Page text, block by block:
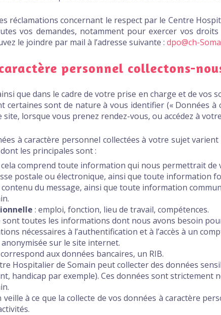
réclamations concernant le respect par le Centre
vos demandes, notamment pour exercer vos
le joindre par mail à l’adresse suivante : dpo@ch-
personnel collectons-
que dans le cadre de votre prise en charge et de vos
certaines sont de nature à vous identifier (« Données à
lorsque vous prenez rendez-vous, ou accédez à
à caractère personnel collectées à votre sujet
les principales sont :
cela comprend toute information qui nous permettrait
postale ou électronique, ainsi que toute information
du message, ainsi que toute information
: emploi, fonction, lieu de travail, compétences.
sont toutes les informations dont nous avons besoin
nécessaires à l’authentification et à l’accès à un
sur le site internet.
correspond aux données bancaires, un RIB.
Hospitalier de Somain peut collecter des données
handicap par exemple). Ces données sont strictement
à ce que la collecte de vos données à caractère